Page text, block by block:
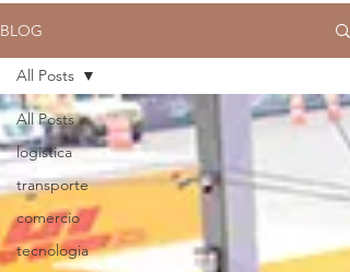
BLOG
All Posts
logistica
transporte
comercio
tecnologia
All Posts